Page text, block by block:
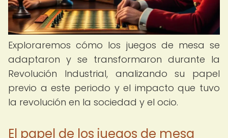
Exploraremos cómo los juegos de mesa se
adaptaron y se transformaron durante la
Revolución Industrial, analizando su papel
previo a este periodo y el impacto que tuvo
la revolución en la sociedad y el ocio.
El papel de los juegos de mesa